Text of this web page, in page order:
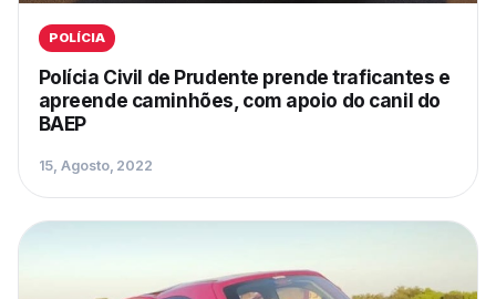
POLÍCIA
Polícia Civil de Prudente prende traficantes e
apreende caminhões, com apoio do canil do
BAEP
15, Agosto, 2022